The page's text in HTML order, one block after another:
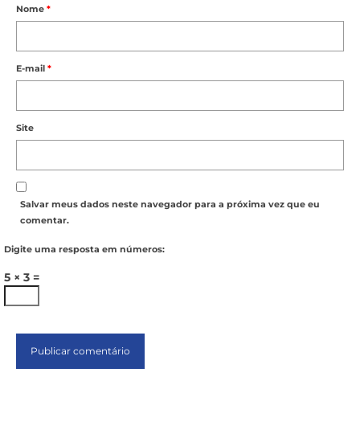
Nome *
E-mail *
Site
Salvar meus dados neste navegador para a próxima vez que eu
comentar.
Digite uma resposta em números:
5 × 3 =